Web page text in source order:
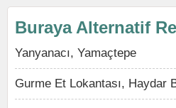
Buraya Alternatif
Yanyanacı, Yamaçtepe
Gurme Et Lokantası, Haydar